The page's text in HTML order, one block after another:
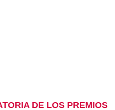
DE LOS PREMIOS